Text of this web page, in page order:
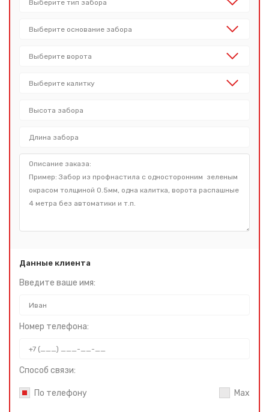
Данные клиента
Введите ваше имя:
Номер телефона:
Способ связи:
По телефону Max